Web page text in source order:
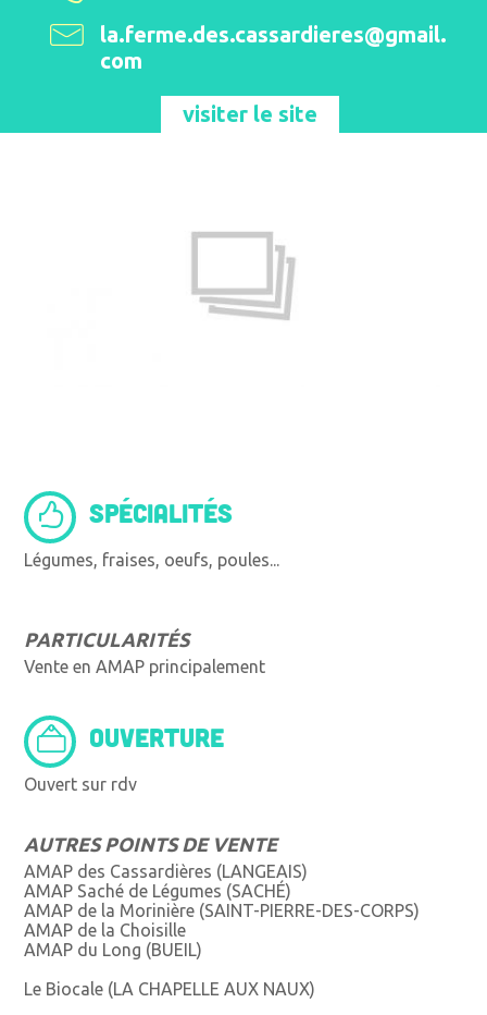
la.ferme.des.cassardieres@gmail.
com
visiter le site
SPÉCIALITÉS
Légumes, fraises, oeufs, poules...
PARTICULARITÉS
Vente en AMAP principalement
OUVERTURE
Ouvert sur rdv
AUTRES POINTS DE VENTE
AMAP des Cassardières (LANGEAIS)
AMAP Saché de Légumes (SACHÉ)
AMAP de la Morinière (SAINT-PIERRE-DES-CORPS)
AMAP de la Choisille
AMAP du Long (BUEIL)
Le Biocale (LA CHAPELLE AUX NAUX)